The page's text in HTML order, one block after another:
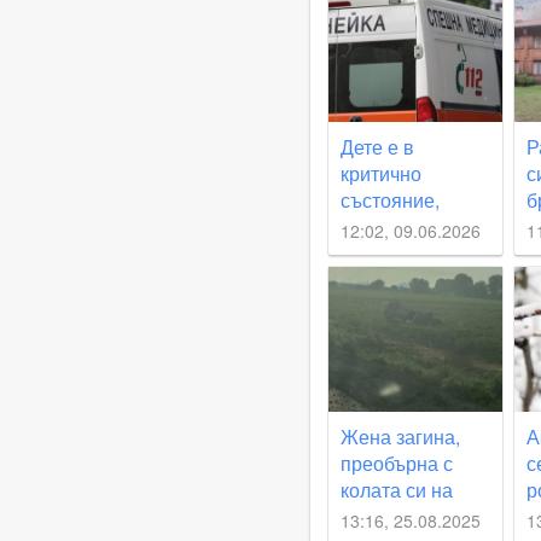
Дете е в
критично
състояние,
удари се с
колелото си в
камион
12:02, 09.06.2026
Жена загина,
преобърна с
колата си на
родопски път
13:16, 25.08.2025